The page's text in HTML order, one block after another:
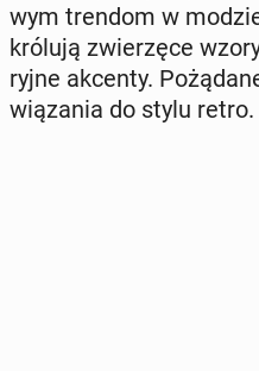
wym trendom w
królują zwie­rzę­ce
ryj­ne akcenty.
wią­za­nia do stylu retro.